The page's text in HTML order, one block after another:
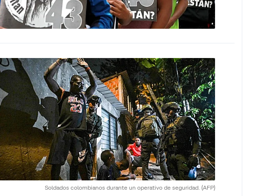
Soldados colombianos durante un operativo de seguridad. (AFP)